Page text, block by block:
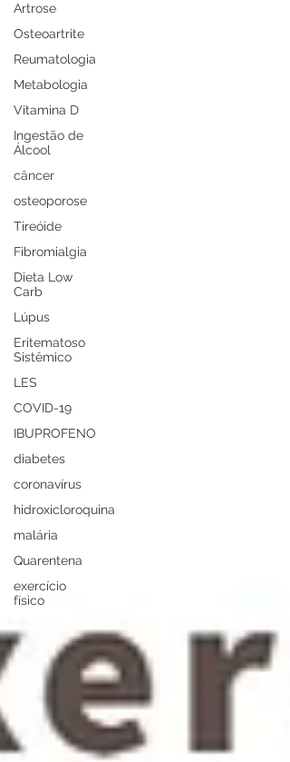
Artrose
Osteoartrite
Reumatologia
Metabologia
Vitamina D
Ingestão de
Álcool
câncer
osteoporose
Tireóide
Fibromialgia
Dieta Low
Carb
Lúpus
Eritematoso
Sistêmico
LES
COVID-19
IBUPROFENO
diabetes
coronavírus
hidroxicloroquina
malária
Quarentena
exercício
físico